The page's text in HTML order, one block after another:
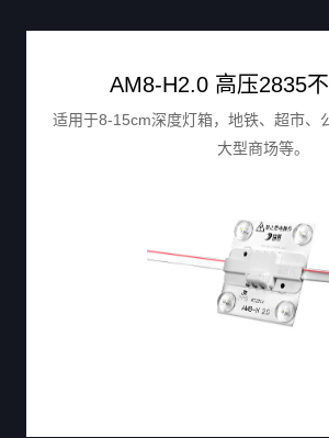
AM8-H2.0 高压2835
适用于8-15cm深度灯箱，地铁、超市、
大型商场等。